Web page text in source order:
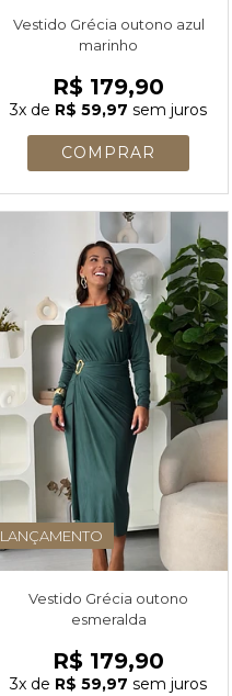
Vestido Grécia outono azul
marinho
R$ 179,90
3x de R$ 59,97 sem juros
LANÇAMENTO
Vestido Grécia outono
esmeralda
R$ 179,90
3x de R$ 59,97 sem juros